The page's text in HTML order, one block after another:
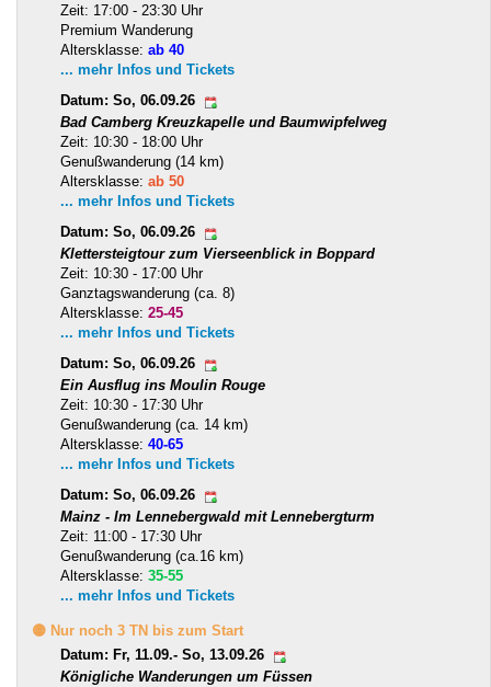
Zeit: 17:00 - 23:30 Uhr
Premium Wanderung
Altersklasse: ab 40
... mehr Infos und Tickets
Datum: So, 06.09.26
Bad Camberg Kreuzkapelle und Baumwipfelweg
Zeit: 10:30 - 18:00 Uhr
Genußwanderung (14 km)
Altersklasse: ab 50
... mehr Infos und Tickets
Datum: So, 06.09.26
Klettersteigtour zum Vierseenblick in Boppard
Zeit: 10:30 - 17:00 Uhr
Ganztagswanderung (ca. 8)
Altersklasse: 25-45
... mehr Infos und Tickets
Datum: So, 06.09.26
Ein Ausflug ins Moulin Rouge
Zeit: 10:30 - 17:30 Uhr
Genußwanderung (ca. 14 km)
Altersklasse: 40-65
... mehr Infos und Tickets
Datum: So, 06.09.26
Mainz - Im Lennebergwald mit Lennebergturm
Zeit: 11:00 - 17:30 Uhr
Genußwanderung (ca.16 km)
Altersklasse: 35-55
... mehr Infos und Tickets
🟡 Nur noch 3 TN bis zum Start
Datum: Fr, 11.09.- So, 13.09.26
Königliche Wanderungen um Füssen